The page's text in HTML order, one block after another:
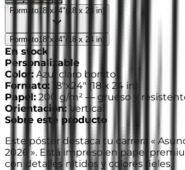
Formato18"x24"( 18 x 24 in)
Formato18"x24"( 18 x 24 in)
En stock
Personalizable
Color: Azul claro bonito
Formato: 18"x24" (18 x 24 in )
Papel: 200 g/m² — grueso y
Orientación: Vertical
Sobre este producto
Este póster destaca tu carrera «
2026 ». Está impreso en papel
con detalles nítidos y colores fieles.